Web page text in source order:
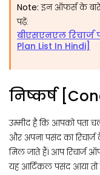
Note: इन ऑफर्स के बारे
पढ़ें:
बीएसएनएल रिचार्ज
Plan List In Hindi]
निष्कर्ष
उम्मीद है कि आपको पता
और अपना पसंद का
मिल जाते हैं। आप
यह आर्टिकल पसंद आया